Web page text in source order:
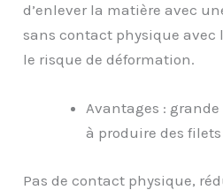
d’enlever la matière avec
sans contact physique avec
le risque de déformation.
Avantages :
à produire des
Pas de contact physique,